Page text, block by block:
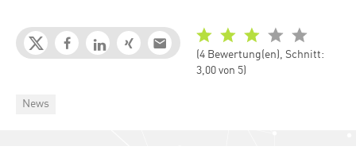
(4 Bewertung(en), Schnitt:
3,00 von 5)
Categories
News